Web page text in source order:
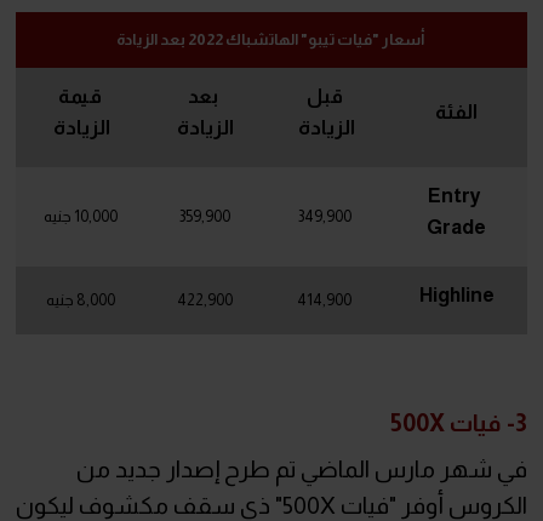
أسعار "فيات تيبو" الهاتشباك 2022 بعد الزيادة
الفئة
قبل
الزيادة
بعد
الزيادة
قيمة
الزيادة
Entry
Grade
349,900 10,000 جنيه
8,000 جنيه
3- فيات 500X
في شهر مارس الماضي تم طرح إصدار جديد من
الكروس أوفر "فيات 500X" ذي سقف مكشوف ليكون